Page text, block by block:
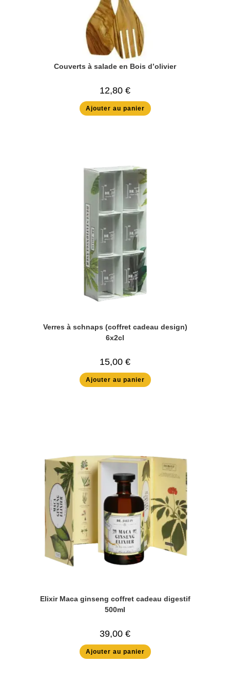
Couverts à salade en Bois d’olivier
12,80 €
Ajouter au panier
Verres à schnaps (coffret cadeau design)
6x2cl
15,00 €
Ajouter au panier
Elixir Maca ginseng coffret cadeau digestif
500ml
39,00 €
Ajouter au panier